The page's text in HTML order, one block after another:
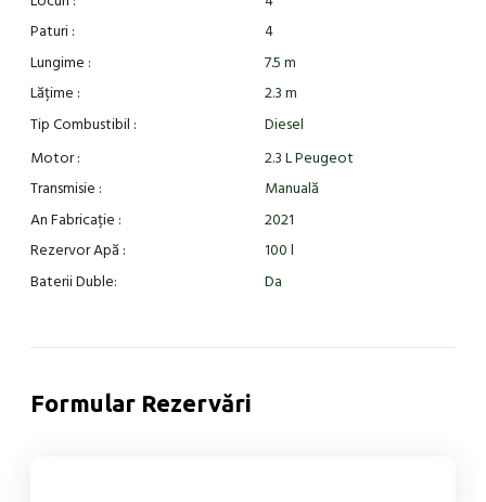
Paturi :
Lungime :
Lățime :
Tip Combustibil :
4
7.5 m
2.3 m
Diesel
Motor :
Transmisie :
An Fabricație :
Rezervor Apă :
Baterii Duble:
2.3 L Peugeot
Manuală
2021
100 l
Da
Formular Rezervări